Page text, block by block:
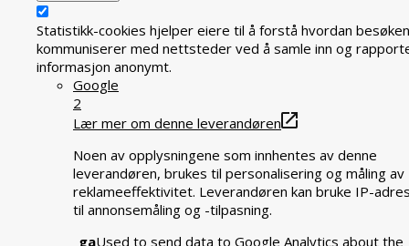
Statistikk-cookies hjelper eiere til å forstå hvordan
kommuniserer med nettsteder ved å samle inn og
informasjon anonymt.
Google
2
Lær mer om denne leverandøren
Noen av opplysningene som innhentes av denne
leverandøren, brukes til personalisering og måling av
reklameeffektivitet. Leverandøren kan bruke IP-
til annonsemåling og -tilpasning.
_gaUsed to send data to Google Analytics about the